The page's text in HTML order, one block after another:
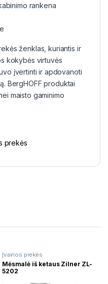
rankena
ženklas, kuriantis ir
kokybės virtuvės
įvertinti ir apdovanoti
BergHOFF produktai
maisto gaminimo
prekės
Įvairios prekės
Mėsmalė iš ketaus Zilner ZL-
5202